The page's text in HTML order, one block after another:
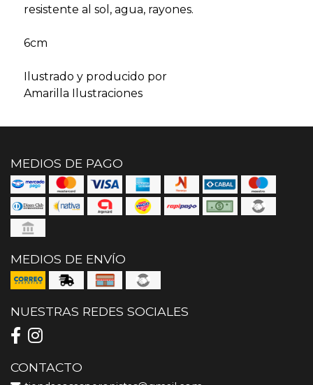
resistente al sol, agua, rayones.
6cm
Ilustrado y producido por
Amarilla Ilustraciones
MEDIOS DE PAGO
MEDIOS DE ENVÍO
NUESTRAS REDES SOCIALES
CONTACTO